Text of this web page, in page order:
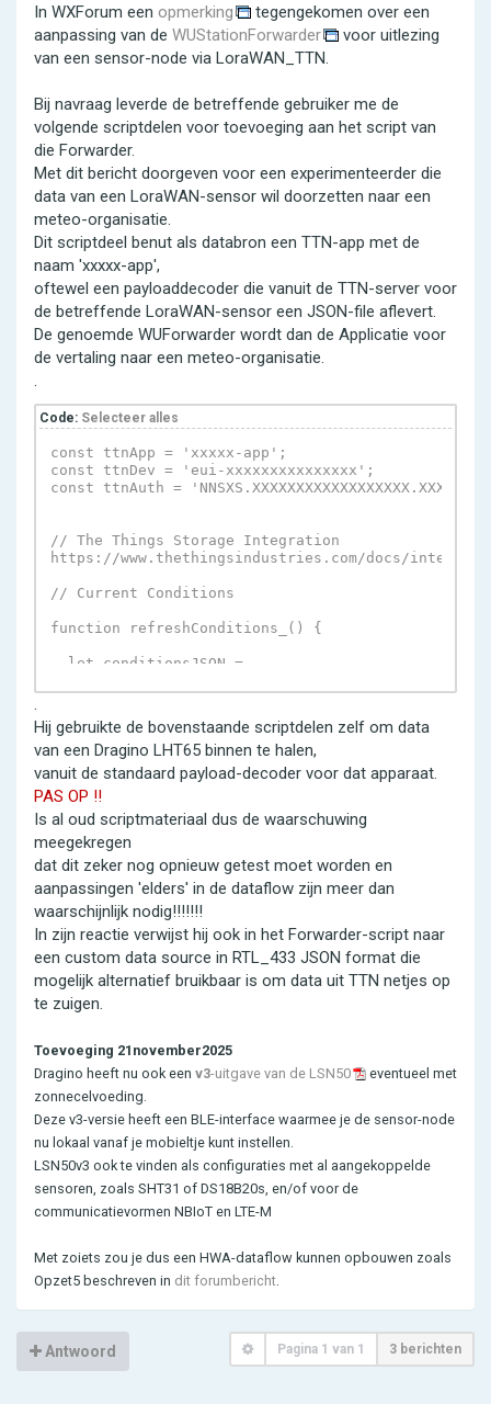
In WXForum een opmerking
tegengekomen over een
aanpassing van de WUStationForwarder
voor uitlezing
van een sensor-node via LoraWAN_TTN.
Bij navraag leverde de betreffende gebruiker me de
volgende scriptdelen voor toevoeging aan het script van
die Forwarder.
Met dit bericht doorgeven voor een experimenteerder die
data van een LoraWAN-sensor wil doorzetten naar een
meteo-organisatie.
Dit scriptdeel benut als databron een TTN-app met de
naam 'xxxxx-app',
oftewel een payloaddecoder die vanuit de TTN-server voor
de betreffende LoraWAN-sensor een JSON-file aflevert.
De genoemde WUForwarder wordt dan de Applicatie voor
de vertaling naar een meteo-organisatie.
.
Code: Selecteer alles
const ttnApp = 'xxxxx-app';
const ttnDev = 'eui-xxxxxxxxxxxxxxx';
const ttnAuth =
// The Things Storage Integration
https://www.thethingsindustries.com/docs/
// Current Conditions
function refreshConditions_() {
  let conditionsJSON =
  if (!conditionsJSON) { // still no luck? give up
  }
.
Hij gebruikte de bovenstaande scriptdelen zelf om data
van een Dragino LHT65 binnen te halen,
vanuit de standaard payload-decoder voor dat apparaat.
PAS OP !!
Is al oud scriptmateriaal dus de waarschuwing
meegekregen
dat dit zeker nog opnieuw getest moet worden en
aanpassingen 'elders' in de dataflow zijn meer dan
waarschijnlijk nodig!!!!!!!
In zijn reactie verwijst hij ook in het Forwarder-script naar
een custom data source in RTL_433 JSON format die
mogelijk alternatief bruikbaar is om data uit TTN netjes op
te zuigen.
Toevoeging 21november2025
Dragino heeft nu ook een v3-uitgave van de LSN50
eventueel met
zonnecelvoeding.
Deze v3-versie heeft een BLE-interface waarmee je de sensor-node
nu lokaal vanaf je mobieltje kunt instellen.
LSN50v3 ook te vinden als configuraties met al aangekoppelde
sensoren, zoals SHT31 of DS18B20s, en/of voor de
communicatievormen NBIoT en LTE-M
Met zoiets zou je dus een HWA-dataflow kunnen opbouwen zoals
Opzet5 beschreven in dit forumbericht
Antwoord Pagina 1 van 1 3 berichten